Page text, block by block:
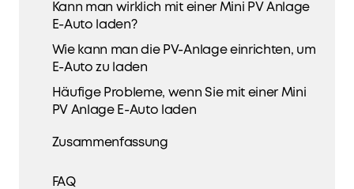
Kann man wirklich mit einer Mini PV Anlage
E-Auto laden?
Wie kann man die PV-Anlage einrichten, um
E-Auto zu laden
Häufige Probleme, wenn Sie mit einer Mini
PV Anlage E-Auto laden
Zusammenfassung
FAQ